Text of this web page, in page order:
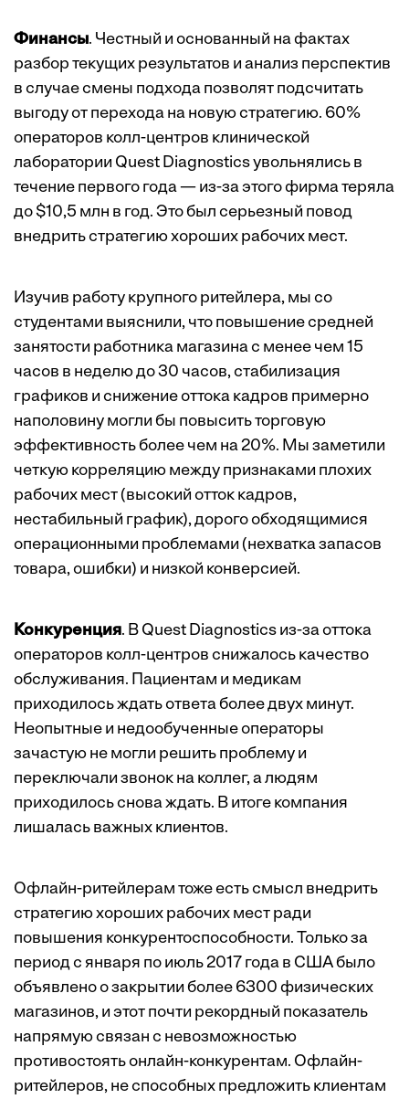
Финансы. Честный и основанный на фактах
разбор текущих результатов и анализ перспектив
в случае смены подхода позволят подсчитать
выгоду от перехода на новую стратегию. 60%
операторов колл-центров клинической
лаборатории Quest Diagnostics увольнялись в
течение первого года — из-за этого фирма теряла
до $10,5 млн в год. Это был серьезный повод
внедрить стратегию хороших рабочих мест.
Изучив работу крупного ритейлера, мы со
студентами выяснили, что повышение средней
занятости работника магазина с менее чем 15
часов в неделю до 30 часов, стабилизация
графиков и снижение оттока кадров примерно
наполовину могли бы повысить торговую
эффективность более чем на 20%. Мы заметили
четкую корреляцию между признаками плохих
рабочих мест (высокий отток кадров,
нестабильный график), дорого обходящимися
операционными проблемами (нехватка запасов
товара, ошибки) и низкой конверсией.
Конкуренция. В Quest Diagnostics из-за оттока
операторов колл-центров снижалось качество
обслуживания. Пациентам и медикам
приходилось ждать ответа более двух минут.
Неопытные и недообученные операторы
зачастую не могли решить проблему и
переключали звонок на коллег, а людям
приходилось снова ждать. В итоге компания
лишалась важных клиентов.
Офлайн-ритейлерам тоже есть смысл внедрить
стратегию хороших рабочих мест ради
повышения конкурентоспособности. Только за
период с января по июль 2017 года в США было
объявлено о закрытии более 6300 физических
магазинов, и этот почти рекордный показатель
напрямую связан с невозможностью
противостоять онлайн-конкурентам. Офлайн-
ритейлеров, не способных предложить клиентам